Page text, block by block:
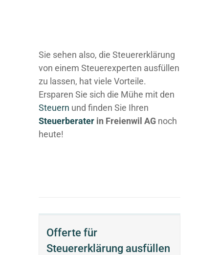
Offerte für
Steuererklärung ausfüllen
Sie sehen also, die Steuererklärung
von einem Steuerexperten ausfüllen
zu lassen, hat viele Vorteile.
Ersparen Sie sich die Mühe mit den
Steuern und finden Sie Ihren
Steuerberater in Freienwil AG noch
heute!